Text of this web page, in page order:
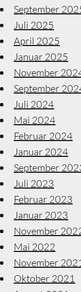
September
Juli 2025
April 2025
Januar 2025
November
September
Juli 2024
Mai 2024
Februar 2024
Januar 2024
September
Juli 2023
Februar 2023
Januar 2023
November
Mai 2022
November
Oktober 2021